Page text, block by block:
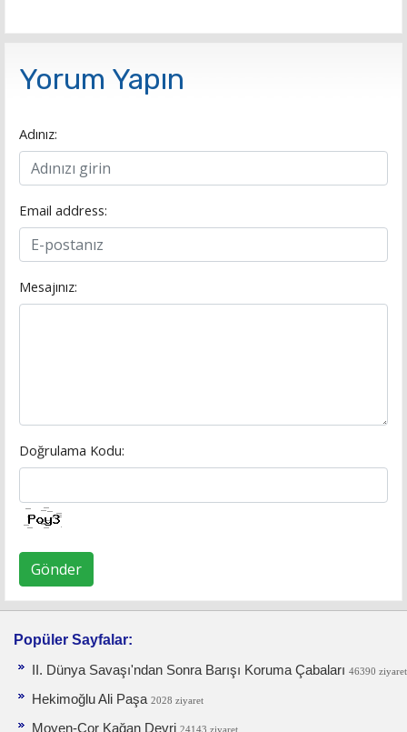
Yorum Yapın
Adınız:
Email address:
Mesajınız:
Doğrulama Kodu:
Gönder
Popüler Sayfalar:
II. Dünya Savaşı'ndan Sonra Barışı Koruma Ça­baları 46390 ziyaret
Hekimoğlu Ali Paşa 2028 ziyaret
Moyen-Çor Kağan Devri